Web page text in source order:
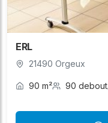
ERL
21490 Orgeux
90 m² 90 debout